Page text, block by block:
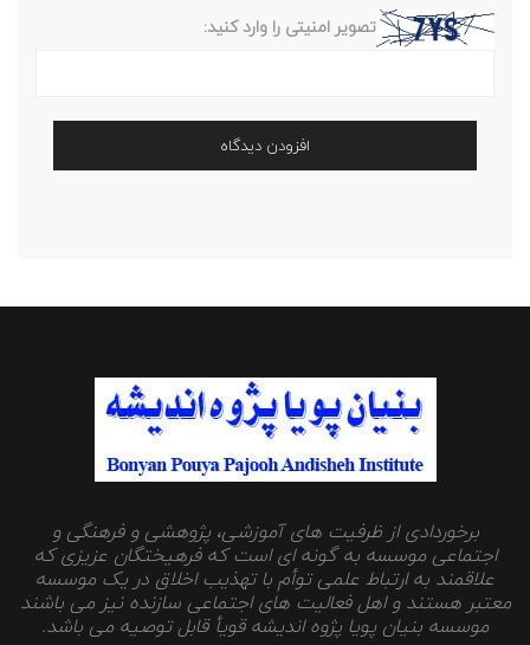
تصویر امنیتی را وارد کنید:
برخوردادی از ظرفیت های آموزشی، پژوهشی و فرهنگی و
اجتماعی موسسه به گونه ای است که فرهیختگان عزیزی که
علاقمند به ارتباط علمی توأم با تهذیب اخلاق در یک موسسه
معتبر هستند و اهل فعالیت های اجتماعی سازنده نیز می باشند
موسسه بنیان پویا پژوه اندیشه قویأ قابل توصیه می باشد.